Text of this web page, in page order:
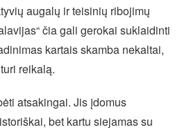
augalų ir teisinių ribojimų
čia gali gerokai suklaidinti
kartais skamba nekaltai,
reikalą.
atsakingai. Jis įdomus
bet kartu siejamas su